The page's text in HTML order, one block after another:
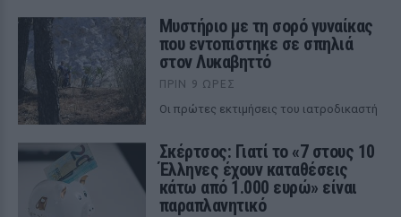
Μυστήριο με τη σορό γυναίκας
που εντοπίστηκε σε σπηλιά
στον Λυκαβηττό
ΠΡΙΝ 9 ΏΡΕΣ
Οι πρώτες εκτιμήσεις του ιατροδικαστή
Σκέρτσος: Γιατί το «7 στους 10
Έλληνες έχουν καταθέσεις
κάτω από 1.000 ευρώ» είναι
παραπλανητικό